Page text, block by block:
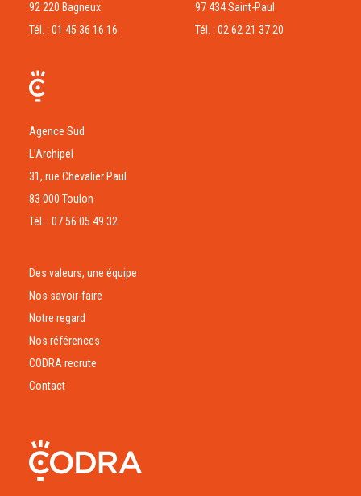
92 220 Bagneux
Tél. : 01 45 36 16 16
97 434 Saint-Paul
Tél. : 02 62 21 37 20
Agence Sud
L’Archipel
31, rue Chevalier Paul
83 000 Toulon
Tél. : 07 56 05 49 32
Des valeurs, une équipe
Nos savoir-faire
Notre regard
Nos références
CODRA recrute
Contact